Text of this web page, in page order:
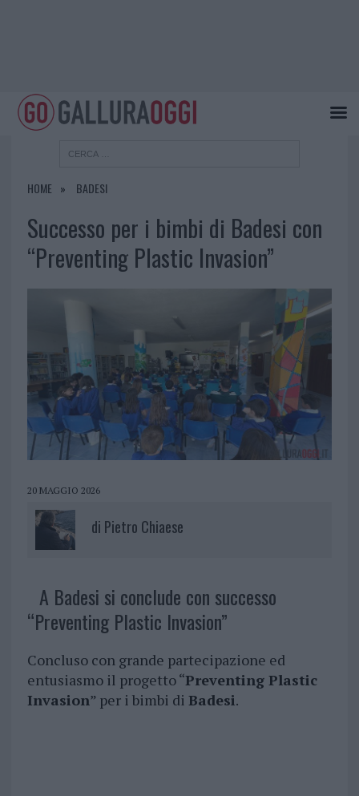
HOME BADESI
Successo per i bimbi di Badesi con
“Preventing Plastic Invasion”
20 MAGGIO 2026
di Pietro Chiaese
A Badesi si conclude con successo
“Preventing Plastic Invasion”
Concluso con grande partecipazione ed
entusiasmo il progetto “Preventing Plastic
Invasion” per i bimbi di Badesi.